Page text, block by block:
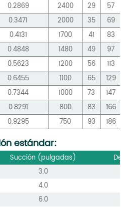
0.2869 2400 29 57
0.3471 2000 35 69
0.4131 1700 41 83
0.4848 1480 49 97
0.5623 1200 56 113
0.6455 1100 65 129
0.7344 1000 73 147
0.8291 800 83 166
0.9295 750 93 186
estándar:
Succión (pulgadas)
3.0
4.0
6.0